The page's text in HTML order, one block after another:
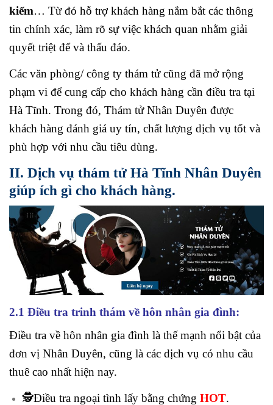
kiếm… Từ đó hỗ trợ khách hàng nắm bắt các thông
tin chính xác, làm rõ sự việc khách quan nhằm giải
quyết triệt để và thấu đáo.
Các văn phòng/ công ty thám tử cũng đã mở rộng
phạm vi để cung cấp cho khách hàng cần điều tra tại
Hà Tĩnh. Trong đó, Thám tử Nhân Duyên được
khách hàng đánh giá uy tín, chất lượng dịch vụ tốt và
phù hợp với nhu cầu tiêu dùng.
II. Dịch vụ thám tử Hà Tĩnh Nhân Duyên
giúp ích gì cho khách hàng.
2.1 Điều tra trinh thám về hôn nhân gia đình:
Điều tra về hôn nhân gia đình là thế mạnh nổi bật của
đơn vị Nhân Duyên, cũng là các dịch vụ có nhu cầu
thuê cao nhất hiện nay.
🕵️Điều tra ngoại tình lấy bằng chứng HOT.